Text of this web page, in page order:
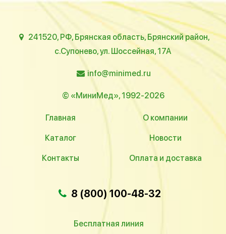
241520, РФ, Брянская область, Брянский район,
с.Супонево, ул. Шоссейная, 17А
info@minimed.ru
© «МиниМед», 1992-2026
Главная О компании
Каталог Новости
Контакты Оплата и доставка
8 (800) 100-48-32
Бесплатная линия